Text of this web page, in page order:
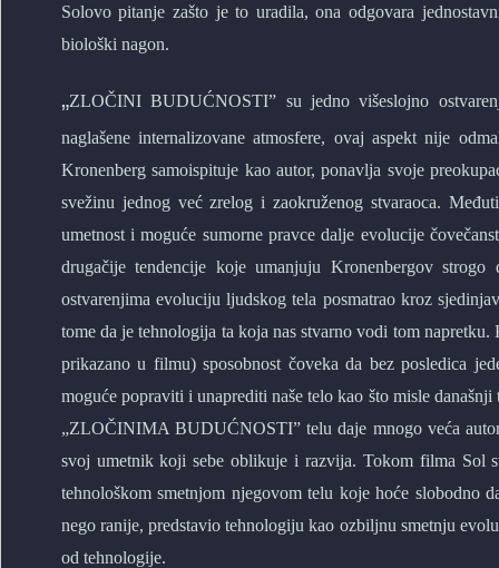
Solovo pitanje zašto je to uradila, ona odgovara
biološki nagon.
„ZLOČINI BUDUĆNOSTI” su jedno višeslojno
naglašene internalizovane atmosfere, ovaj aspekt nije
Kronenberg samoispituje kao autor, ponavlja svoje
svežinu jednog već zrelog i zaokruženog stvaraoca.
umetnost i moguće sumorne pravce dalje evolucije
drugačije tendencije koje umanjuju Kronenbergov
ostvarenjima evoluciju ljudskog tela posmatrao kroz
tome da je tehnologija ta koja nas stvarno vodi tom
prikazano u filmu) sposobnost čoveka da bez posledica
moguće popraviti i unaprediti naše telo kao što misle
„ZLOČINIMA BUDUĆNOSTI” telu daje mnogo veća
svoj umetnik koji sebe oblikuje i razvija. Tokom filma Sol
tehnološkom smetnjom njegovom telu koje hoće slobodno
nego ranije, predstavio tehnologiju kao ozbiljnu smetnju
od tehnologije.